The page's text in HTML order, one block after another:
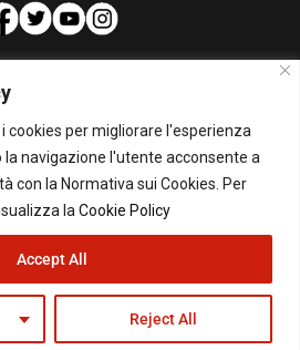
cookies per migliorare l'esperienza
navigazione l'utente acconsente a
con la Normativa sui Cookies. Per
la Cookie Policy
Reject All
Accept All
PUBBLICITA'
Per la tua pubblicità su questo Blog:
pubblicita@beppegrillo.it
Grillo. All Rights Reserved - Powered by
happygrafic.com